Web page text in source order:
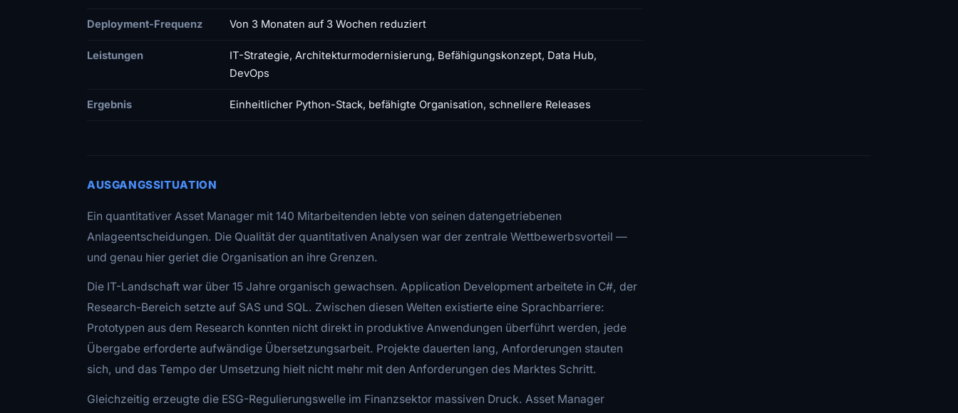
Deployment-Frequenz Von 3 Monaten auf 3 Wochen reduziert
Leistungen
IT-Strategie, Architekturmodernisierung, Befähigungskonzept, Data Hub,
DevOps
Ergebnis Einheitlicher Python-Stack, befähigte Organisation, schnellere Releases
AUSGANGSSITUATION
Ein quantitativer Asset Manager mit 140 Mitarbeitenden lebte von seinen datengetriebenen
Anlageentscheidungen. Die Qualität der quantitativen Analysen war der zentrale Wettbewerbsvorteil —
und genau hier geriet die Organisation an ihre Grenzen.
Die IT-Landschaft war über 15 Jahre organisch gewachsen. Application Development arbeitete in C#, der
Research-Bereich setzte auf SAS und SQL. Zwischen diesen Welten existierte eine Sprachbarriere:
Prototypen aus dem Research konnten nicht direkt in produktive Anwendungen überführt werden, jede
Übergabe erforderte aufwändige Übersetzungsarbeit. Projekte dauerten lang, Anforderungen stauten
sich, und das Tempo der Umsetzung hielt nicht mehr mit den Anforderungen des Marktes Schritt.
Gleichzeitig erzeugte die ESG-Regulierungswelle im Finanzsektor massiven Druck. Asset Manager